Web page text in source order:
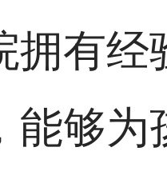
拥有经
能够为